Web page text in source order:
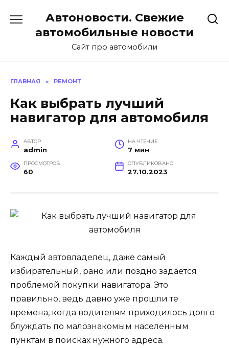
содержанию
Автоновости. Свежие
автомобильные новости
Сайт про автомобили
ГЛАВНАЯ » РЕМОНТ
Как выбрать лучший
навигатор для автомобиля
АВТОР
admin
НА ЧТЕНИЕ
7 мин
ПРОСМОТРОВ
60
ОПУБЛИКОВАНО
27.10.2023
Каждый автовладелец, даже самый
избирательный, рано или поздно задается
проблемой покупки навигатора. Это
правильно, ведь давно уже прошли те
времена, когда водителям приходилось долго
блуждать по малознакомым населенным
пунктам в поисках нужного адреса.